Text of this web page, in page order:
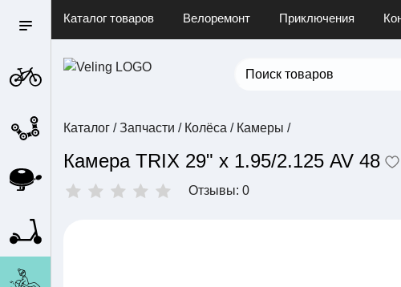
Каталог товаров Велоремонт Приключения
Каталог / Запчасти / Колёса / Камеры /
Камера TRIX 29" х 1.95/2.125 AV 48
Отзывы: 0